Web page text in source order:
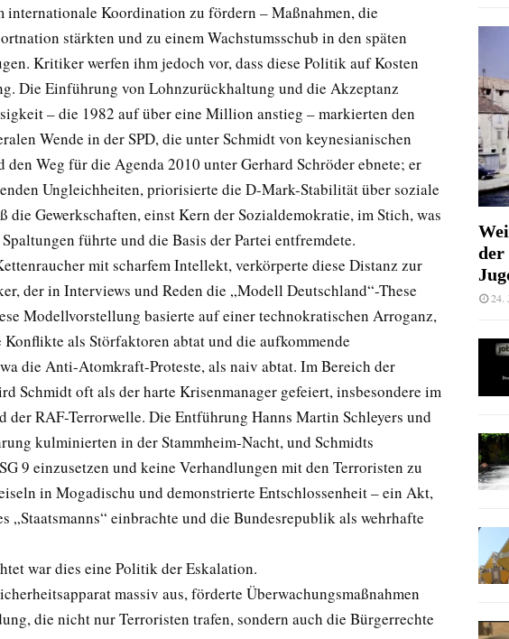
internationale Koordination zu fördern – Maßnahmen, die
stärkten und zu einem Wachstumsschub in den späten
Kritiker werfen ihm jedoch vor, dass diese Politik auf Kosten
Die Einführung von Lohnzurückhaltung und die Akzeptanz
– die 1982 auf über eine Million anstieg – markierten den
Wende in der SPD, die unter Schmidt von keynesianischen
den Weg für die Agenda 2010 unter Gerhard Schröder ebnete; er
Ungleichheiten, priorisierte die D-Mark-Stabilität über soziale
die Gewerkschaften, einst Kern der Sozialdemokratie, im Stich, was
führte und die Basis der Partei entfremdete.
mit scharfem Intellekt, verkörperte diese Distanz zur
der in Interviews und Reden die „Modell Deutschland“-These
Modellvorstellung basierte auf einer technokratischen Arroganz,
als Störfaktoren abtat und die aufkommende
die Anti-Atomkraft-Proteste, als naiv abtat. Im Bereich der
Schmidt oft als der harte Krisenmanager gefeiert, insbesondere im
der RAF-Terrorwelle. Die Entführung Hanns Martin Schleyers und
kulminierten in der Stammheim-Nacht, und Schmidts
9 einzusetzen und keine Verhandlungen mit den Terroristen zu
in Mogadischu und demonstrierte Entschlossenheit – ein Akt,
„Staatsmanns“ einbrachte und die Bundesrepublik als wehrhafte
war dies eine Politik der Eskalation.
massiv aus, förderte Überwachungsmaßnahmen
die nicht nur Terroristen trafen, sondern auch die Bürgerrechte
der
24.